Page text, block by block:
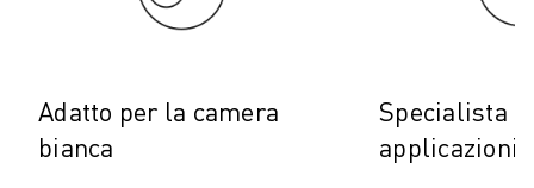
REGISTRAZIONE DEI PRODOTTI " PORTALE FANUC
SETTORI
TUTTI I SETTORI
Adatto per la camera
bianca
Specialista
applicazioni